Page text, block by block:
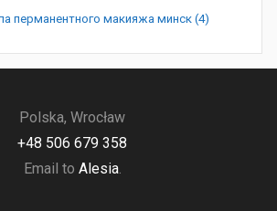
перманентного макияжа минск (4)
Polska, Wrocław
+48 506 679 358
Email to Alesia.